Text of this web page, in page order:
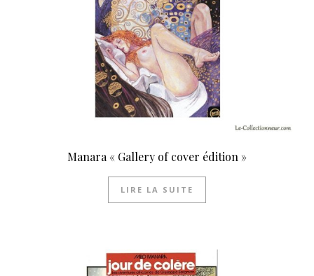
Manara « Gallery of cover édition »
LIRE LA SUITE